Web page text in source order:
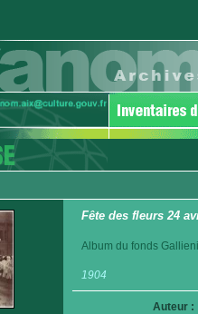
Fête des fleurs 24
Album du fonds
1904
Auteur :